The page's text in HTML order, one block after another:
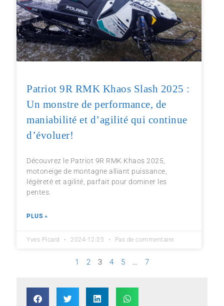
Patriot 9R RMK Khaos Slash 2025 :
Un monstre de performance, de
maniabilité et d’agilité qui continue
d’évoluer!
Découvrez le Patriot 9R RMK Khaos 2025,
motoneige de montagne alliant puissance,
légèreté et agilité, parfait pour dominer les
pentes.
PLUS »
Yves Picard 2024-12-25 Pas de commentaire
1 2 3 4 5 … 7